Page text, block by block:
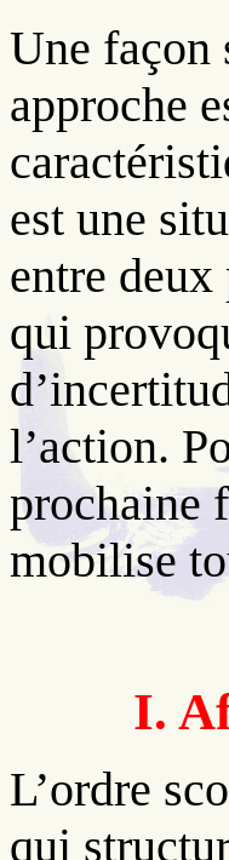
Une façon
approche
est une
entre
qui
l’action.
prochaine
mobilise
I.
L’ordre
qui